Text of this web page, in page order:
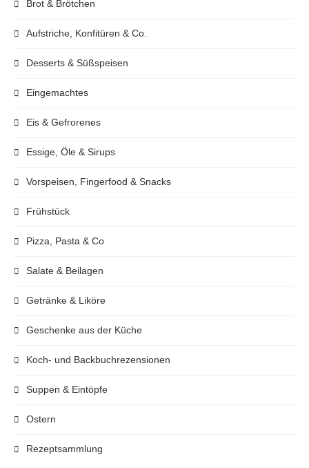
Brot & Brötchen
Aufstriche, Konfitüren & Co.
Desserts & Süßspeisen
Eingemachtes
Eis & Gefrorenes
Essige, Öle & Sirups
Vorspeisen, Fingerfood & Snacks
Frühstück
Pizza, Pasta & Co
Salate & Beilagen
Getränke & Liköre
Geschenke aus der Küche
Koch- und Backbuchrezensionen
Suppen & Eintöpfe
Ostern
Rezeptsammlung